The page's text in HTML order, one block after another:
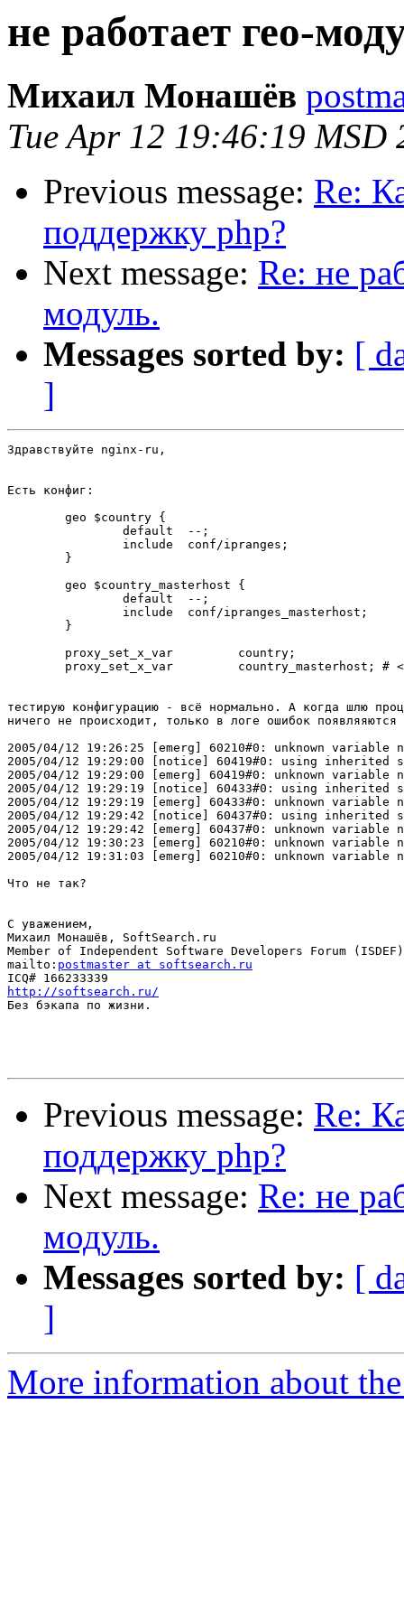
не работает гео-
Михаил Монашёв
Tue Apr 12 19:46:19 MSD
Previous message: Re:
поддержку php?
Next message: Re: не
модуль.
Messages sorted by: [
]
Здравствуйте nginx-ru,
Есть конфиг:
        geo $country {
                default  --;
                include  conf/ipranges;
        }
        geo $country_masterhost {
                default  --;
                include  conf/ipranges_masterhost;
        }
        proxy_set_x_var         country;
proxy_set_x_var         country_masterhost; #
тестирую конфигурацию - всё нормально. А когда шлю
ничего не происходит, только в логе ошибок появляяются
2005/04/12 19:26:25 [emerg] 60210#0: unknown
2005/04/12 19:29:00 [notice] 60419#0: using inherited
2005/04/12 19:29:00 [emerg] 60419#0: unknown
2005/04/12 19:29:19 [notice] 60433#0: using inherited
2005/04/12 19:29:19 [emerg] 60433#0: unknown
2005/04/12 19:29:42 [notice] 60437#0: using inherited
2005/04/12 19:29:42 [emerg] 60437#0: unknown
2005/04/12 19:30:23 [emerg] 60210#0: unknown
2005/04/12 19:31:03 [emerg] 60210#0: unknown
Что не так?
С уважением,
Михаил Монашёв, SoftSearch.ru
Member of Independent Software Developers Forum (ISDEF)
mailto: postmaster at softsearch.ru
http://softsearch.ru/
Без бэкапа по жизни.
Previous message: Re:
поддержку php?
Next message: Re: не
модуль.
Messages sorted by: [
]
More information about